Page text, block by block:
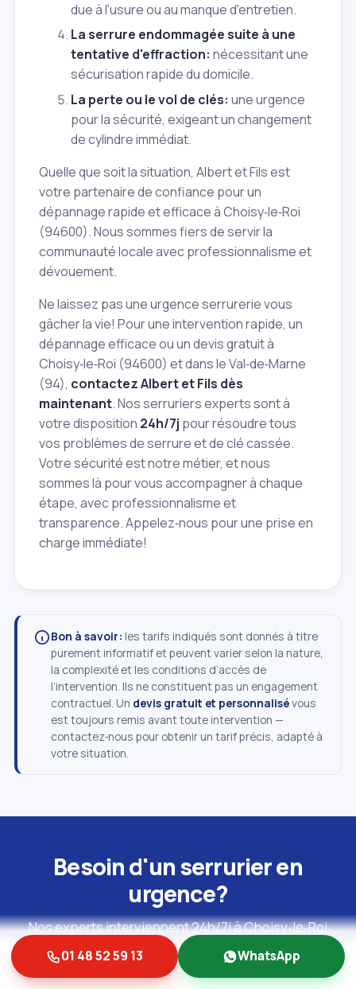
due à l'usure ou au manque d'entretien.
La serrure endommagée suite à une
tentative d'effraction: nécessitant une
sécurisation rapide du domicile.
La perte ou le vol de clés: une urgence
pour la sécurité, exigeant un changement
de cylindre immédiat.
Quelle que soit la situation, Albert et Fils est
votre partenaire de confiance pour un
dépannage rapide et efficace à Choisy‑le‑Roi
(94600). Nous sommes fiers de servir la
communauté locale avec professionnalisme et
dévouement.
Ne laissez pas une urgence serrurerie vous
gâcher la vie! Pour une intervention rapide, un
dépannage efficace ou un devis gratuit à
Choisy‑le‑Roi (94600) et dans le Val‑de‑Marne
(94), contactez Albert et Fils dès
maintenant. Nos serruriers experts sont à
votre disposition 24h/7j pour résoudre tous
vos problèmes de serrure et de clé cassée.
Votre sécurité est notre métier, et nous
sommes là pour vous accompagner à chaque
étape, avec professionnalisme et
transparence. Appelez‑nous pour une prise en
charge immédiate!
Bon à savoir: les tarifs indiqués sont donnés à titre
purement informatif et peuvent varier selon la nature,
la complexité et les conditions d’accès de
l’intervention. Ils ne constituent pas un engagement
contractuel. Un devis gratuit et personnalisévous
est toujours remis avant toute intervention —
contactez‑nous pour obtenir un tarif précis, adapté à
votre situation.
Besoin d'un serrurier en
urgence?
Nos experts interviennent 24h/7j à Choisy‑le‑Roi
(94600) pour tout dépannage de serrure ou clé
cassée, avec devis gratuit avant travaux.
01 48 52 59 13 WhatsApp